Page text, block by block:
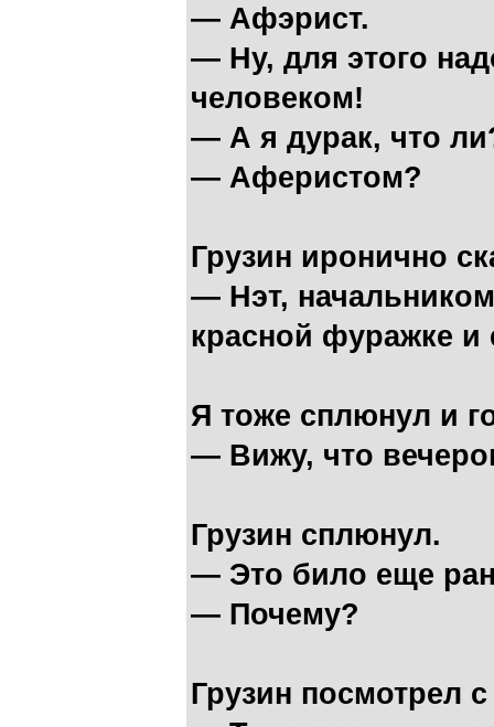
— Афэрист.
— Ну, для этого
человеком!
— А я дурак, что
— Аферистом?
Грузин иронично
— Нэт,
красной фуражке
Я тоже сплюнул и
— Вижу, что
Грузин сплюнул.
— Это било еще
— Почему?
Грузин посмотрел